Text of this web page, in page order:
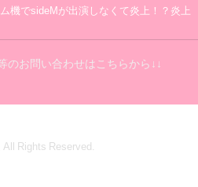
機でsideMが出演しなくて炎上！？炎上
のお問い合わせはこちらから↓↓
All Rights Reserved.